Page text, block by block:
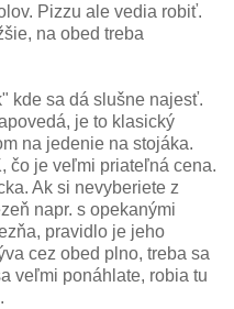
Pizzu ale vedia robiť.
na obed treba
kde sa dá slušne najesť.
je to klasický
na jedenie na stojáka.
čo je veľmi priateľná cena.
Ak si nevyberiete z
napr. s opekanými
pravidlo je jeho
cez obed plno, treba sa
veľmi ponáhlate, robia tu